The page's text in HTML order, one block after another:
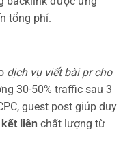
tổng phí.
dịch vụ viết bài pr cho
30-50% traffic sau 3
guest post giúp duy
liên chất lượng từ